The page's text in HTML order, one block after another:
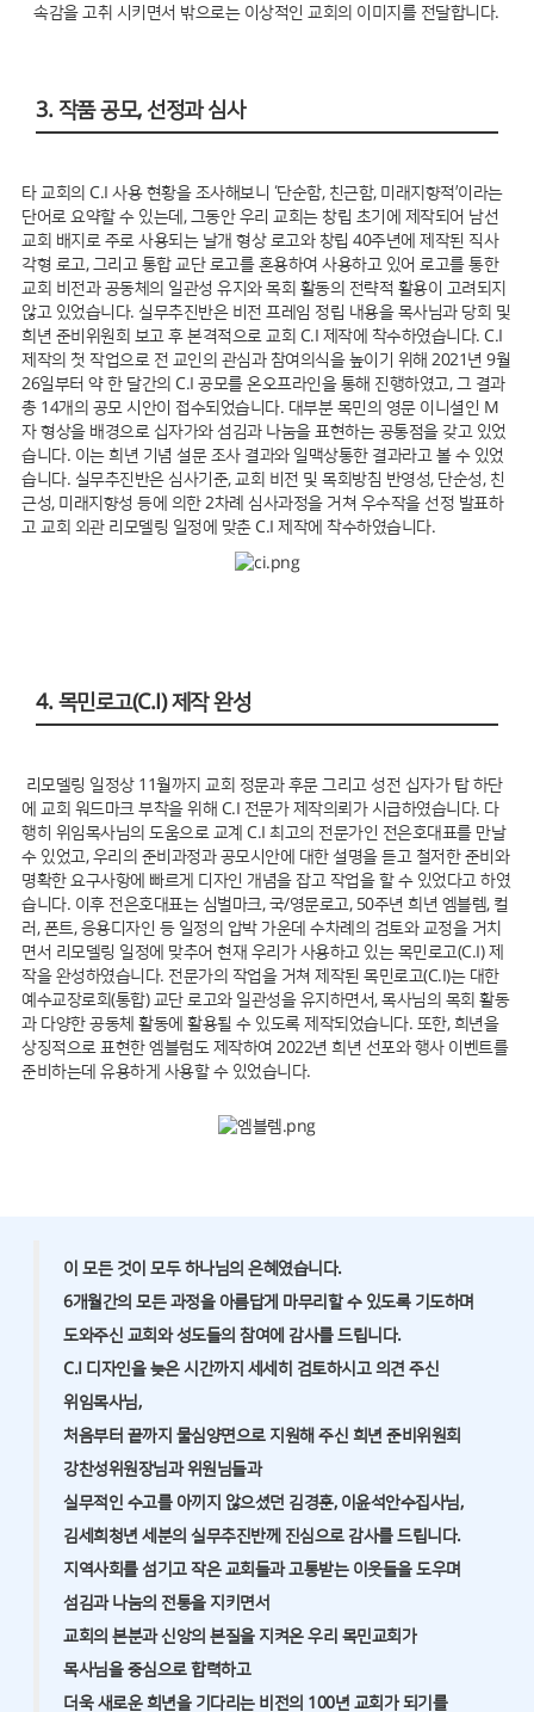
속감을 고취 시키면서 밖으로는 이상적인 교회의 이미지를 전달합니다.
3. 작품 공모, 선정과 심사
타 교회의 C.I 사용 현황을 조사해보니 ‘단순함, 친근함, 미래지향적’이라는
단어로 요약할 수 있는데, 그동안 우리 교회는 창립 초기에 제작되어 남선
교회 배지로 주로 사용되는 날개 형상 로고와 창립 40주년에 제작된 직사
각형 로고, 그리고 통합 교단 로고를 혼용하여 사용하고 있어 로고를 통한
교회 비전과 공동체의 일관성 유지와 목회 활동의 전략적 활용이 고려되지
않고 있었습니다. 실무추진반은 비전 프레임 정립 내용을 목사님과 당회 및
희년 준비위원회 보고 후 본격적으로 교회 C.I 제작에 착수하였습니다. C.I
제작의 첫 작업으로 전 교인의 관심과 참여의식을 높이기 위해 2021년 9월
26일부터 약 한 달간의 C.I 공모를 온오프라인을 통해 진행하였고, 그 결과
총 14개의 공모 시안이 접수되었습니다. 대부분 목민의 영문 이니셜인 M
자 형상을 배경으로 십자가와 섬김과 나눔을 표현하는 공통점을 갖고 있었
습니다. 이는 희년 기념 설문 조사 결과와 일맥상통한 결과라고 볼 수 있었
습니다. 실무추진반은 심사기준, 교회 비전 및 목회방침 반영성, 단순성, 친
근성, 미래지향성 등에 의한 2차례 심사과정을 거쳐 우수작을 선정 발표하
고 교회 외관 리모델링 일정에 맞춘 C.I 제작에 착수하였습니다.
4. 목민로고(C.I) 제작 완성
리모델링 일정상 11월까지 교회 정문과 후문 그리고 성전 십자가 탑 하단
에 교회 워드마크 부착을 위해 C.I 전문가 제작의뢰가 시급하였습니다. 다
행히 위임목사님의 도움으로 교계 C.I 최고의 전문가인 전은호대표를 만날
수 있었고, 우리의 준비과정과 공모시안에 대한 설명을 듣고 철저한 준비와
명확한 요구사항에 빠르게 디자인 개념을 잡고 작업을 할 수 있었다고 하였
습니다. 이후 전은호대표는 심벌마크, 국/영문로고, 50주년 희년 엠블렘, 컬
러, 폰트, 응용디자인 등 일정의 압박 가운데 수차례의 검토와 교정을 거치
면서 리모델링 일정에 맞추어 현재 우리가 사용하고 있는 목민로고(C.I) 제
작을 완성하였습니다. 전문가의 작업을 거쳐 제작된 목민로고(C.I)는 대한
예수교장로회(통합) 교단 로고와 일관성을 유지하면서, 목사님의 목회 활동
과 다양한 공동체 활동에 활용될 수 있도록 제작되었습니다. 또한, 희년을
상징적으로 표현한 엠블럼도 제작하여 2022년 희년 선포와 행사 이벤트를
준비하는데 유용하게 사용할 수 있었습니다.
이 모든 것이 모두 하나님의 은혜였습니다.
6개월간의 모든 과정을 아름답게 마무리할 수 있도록 기도하며
도와주신 교회와 성도들의 참여에 감사를 드립니다.
C.I 디자인을 늦은 시간까지 세세히 검토하시고 의견 주신
위임목사님,
처음부터 끝까지 물심양면으로 지원해 주신 희년 준비위원회
강찬성위원장님과 위원님들과
실무적인 수고를 아끼지 않으셨던 김경훈, 이윤석안수집사님,
김세희청년 세분의 실무추진반께 진심으로 감사를 드립니다.
지역사회를 섬기고 작은 교회들과 고통받는 이웃들을 도우며
섬김과 나눔의 전통을 지키면서
교회의 본분과 신앙의 본질을 지켜온 우리 목민교회가
목사님을 중심으로 합력하고
더욱 새로운 희년을 기다리는 비전의 100년 교회가 되기를